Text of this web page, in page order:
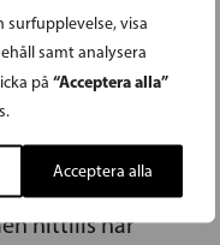
visa
samt analysera
på “Acceptera alla”
Acceptera alla
Wickström
en
som redan
försök
hittills har